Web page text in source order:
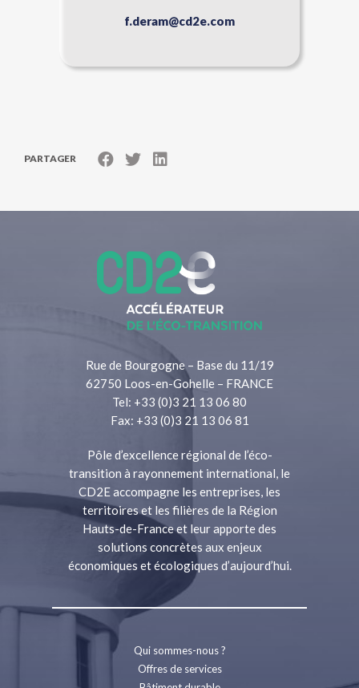
f.deram@cd2e.com
PARTAGER
Rue de Bourgogne – Base du 11/19
62750 Loos-en-Gohelle – FRANCE
Tel: +33 (0)3 21 13 06 80
Fax: +33 (0)3 21 13 06 81
Pôle d’excellence régional de l’éco-
transition à rayonnement international, le
CD2E accompagne les entreprises, les
territoires et les filières de la Région
Hauts-de-France et leur apporte des
solutions concrètes aux enjeux
économiques et écologiques d’aujourd’hui.
Qui sommes-nous ?
Offres de services